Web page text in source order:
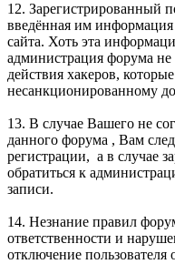
12. Зарегистрированный
введённая им информация
сайта. Хоть эта
администрация форума не
действия хакеров,
несанкционированному
13. В случае Вашего не
данного форума , Вам
регистрации, а в случае
обратиться к
записи.
14. Незнание правил
ответственности и
отключение пользователя